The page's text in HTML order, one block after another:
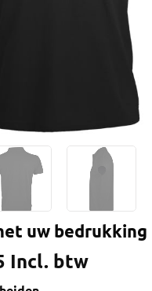
uw bedrukking
Incl. btw